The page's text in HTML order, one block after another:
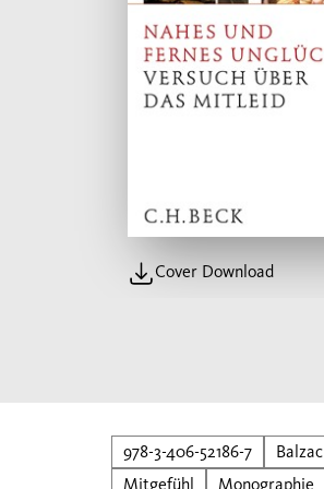
Cover Download
978-3-406-52186-7 Balzac
Mitgefühl
Monographie